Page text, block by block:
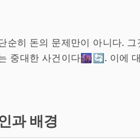
순히 돈의 문제만이 아니다.
중대한 사건이다🌆🔄. 이에
과 배경